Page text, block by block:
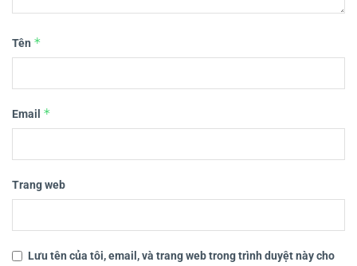
Tên *
Email *
Trang web
Lưu tên của tôi, email, và trang web trong trình duyệt này cho